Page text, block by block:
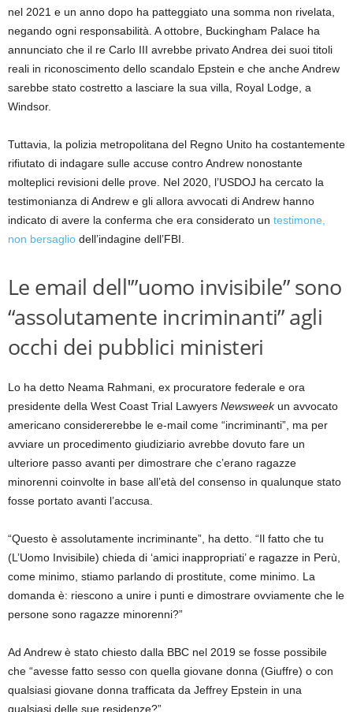
nel 2021 e un anno dopo ha patteggiato una somma non rivelata,
negando ogni responsabilità. A ottobre, Buckingham Palace ha
annunciato che il re Carlo III avrebbe privato Andrea dei suoi titoli
reali in riconoscimento dello scandalo Epstein e che anche Andrew
sarebbe stato costretto a lasciare la sua villa, Royal Lodge, a
Windsor.
Tuttavia, la polizia metropolitana del Regno Unito ha costantemente
rifiutato di indagare sulle accuse contro Andrew nonostante
molteplici revisioni delle prove. Nel 2020, l’USDOJ ha cercato la
testimonianza di Andrew e gli allora avvocati di Andrew hanno
indicato di avere la conferma che era considerato un testimone,
non bersaglio dell’indagine dell’FBI.
Le email dell'”uomo invisibile” sono
“assolutamente incriminanti” agli
occhi dei pubblici ministeri
Lo ha detto Neama Rahmani, ex procuratore federale e ora
presidente della West Coast Trial Lawyers Newsweekun avvocato
americano considererebbe le e-mail come “incriminanti”, ma per
avviare un procedimento giudiziario avrebbe dovuto fare un
ulteriore passo avanti per dimostrare che c’erano ragazze
minorenni coinvolte in base all’età del consenso in qualunque stato
fosse portato avanti l’accusa.
“Questo è assolutamente incriminante”, ha detto. “Il fatto che tu
(L’Uomo Invisibile) chieda di ‘amici inappropriati’ e ragazze in Perù,
come minimo, stiamo parlando di prostitute, come minimo. La
domanda è: riescono a unire i punti e dimostrare ovviamente che le
persone sono ragazze minorenni?”
Ad Andrew è stato chiesto dalla BBC nel 2019 se fosse possibile
che “avesse fatto sesso con quella giovane donna (Giuffre) o con
qualsiasi giovane donna trafficata da Jeffrey Epstein in una
qualsiasi delle sue residenze?”